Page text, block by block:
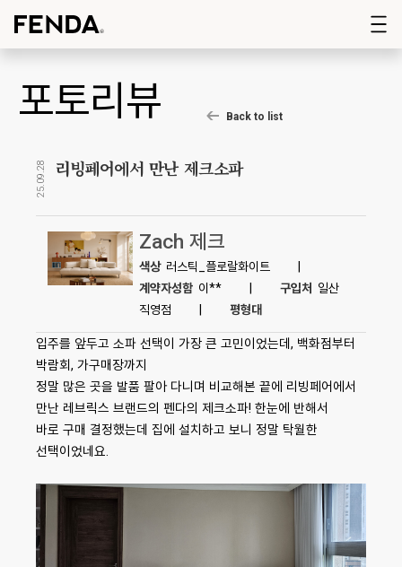
포토리뷰 Back to list
25.09.28 리빙페어에서 만난 제크소파
Zach 제크
색상 러스틱_플로랄화이트
계약자성함 이** 구입처 일산
직영점
평형대
입주를 앞두고 소파 선택이 가장 큰 고민이었는데, 백화점부터
박람회, 가구매장까지
정말 많은 곳을 발품 팔아 다니며 비교해본 끝에 리빙페어에서
만난 레브릭스 브랜드의 펜다의 제크소파! 한눈에 반해서
바로 구매 결정했는데 집에 설치하고 보니 정말 탁월한
선택이었네요.